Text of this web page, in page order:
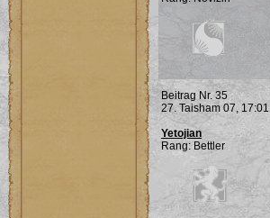
Beitrag Nr. 35
27. Taisham 07, 17:01
Yetojian
Rang: Bettler